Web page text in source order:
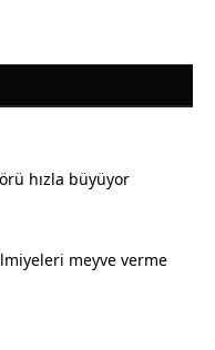
hızla büyüyor
meyve verme